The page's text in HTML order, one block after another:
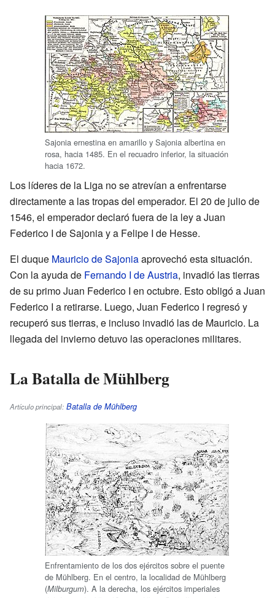
Sajonia ernestina en amarillo y Sajonia albertina en
rosa, hacia 1485. En el recuadro inferior, la situación
hacia 1672.
Los líderes de la Liga no se atrevían a enfrentarse
directamente a las tropas del emperador. El 20 de julio de
1546, el emperador declaró fuera de la ley a Juan
Federico I de Sajonia y a Felipe I de Hesse.
El duque Mauricio de Sajoniaaprovechó esta situación.
Con la ayuda de Fernando I de Austria, invadió las tierras
de su primo Juan Federico I en octubre. Esto obligó a Juan
Federico I a retirarse. Luego, Juan Federico I regresó y
recuperó sus tierras, e incluso invadió las de Mauricio. La
llegada del invierno detuvo las operaciones militares.
La Batalla de Mühlberg
Artículo principal: Batalla de Mühlberg
Enfrentamiento de los dos ejércitos sobre el puente
de Mühlberg. En el centro, la localidad de Mühlberg
(Milburgum). A la derecha, los ejércitos imperiales